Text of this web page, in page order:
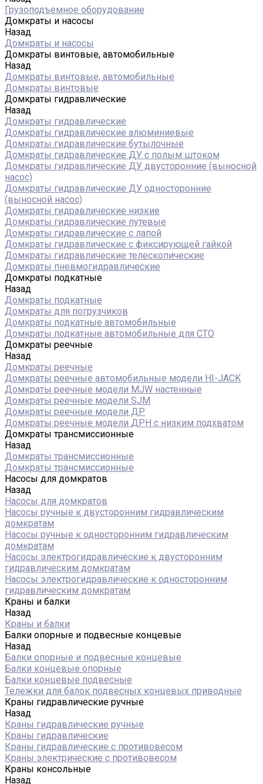
Грузоподъемное оборудование
Домкраты и насосы
Назад
Домкраты и насосы
Домкраты винтовые, автомобильные
Назад
Домкраты винтовые, автомобильные
Домкраты винтовые
Домкраты гидравлические
Назад
Домкраты гидравлические
Домкраты гидравлические алюминиевые
Домкраты гидравлические бутылочные
Домкраты гидравлические ДУ c полым штоком
Домкраты гидравлические ДУ двусторонние (выносной
насос)
Домкраты гидравлические ДУ односторонние
(выносной насос)
Домкраты гидравлические низкие
Домкраты гидравлические путевые
Домкраты гидравлические с лапой
Домкраты гидравлические с фиксирующей гайкой
Домкраты гидравлические телескопические
Домкраты пневмогидравлические
Домкраты подкатные
Назад
Домкраты подкатные
Домкраты для погрузчиков
Домкраты подкатные автомобильные
Домкраты подкатные автомобильные для СТО
Домкраты реечные
Назад
Домкраты реечные
Домкраты реечные автомобильные модели HI-JACK
Домкраты реечные модели MJW настенные
Домкраты реечные модели SJM
Домкраты реечные модели ДР
Домкраты реечные модели ДРН с низким подхватом
Домкраты трансмиссионные
Назад
Домкраты трансмиссионные
Домкраты трансмиссионные
Насосы для домкратов
Назад
Насосы для домкратов
Насосы ручные к двусторонним гидравлическим
домкратам
Насосы ручные к односторонним гидравлическим
домкратам
Насосы электрогидравлические к двусторонним
гидравлическим домкратам
Насосы электрогидравлические к односторонним
гидравлическим домкратам
Краны и балки
Назад
Краны и балки
Балки опорные и подвесные концевые
Назад
Балки опорные и подвесные концевые
Балки концевые опорные
Балки концевые подвесные
Тележки для балок подвесных концевых приводные
Краны гидравлические ручные
Назад
Краны гидравлические ручные
Краны гидравлические
Краны гидравлические с противовесом
Краны электрические с противовесом
Краны консольные
Назад